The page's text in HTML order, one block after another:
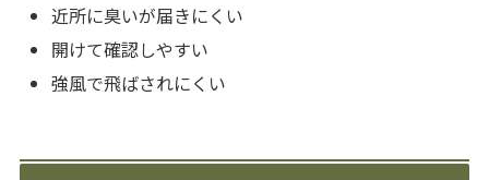
近所に臭いが届きにくい
開けて確認しやすい
強風で飛ばされにくい